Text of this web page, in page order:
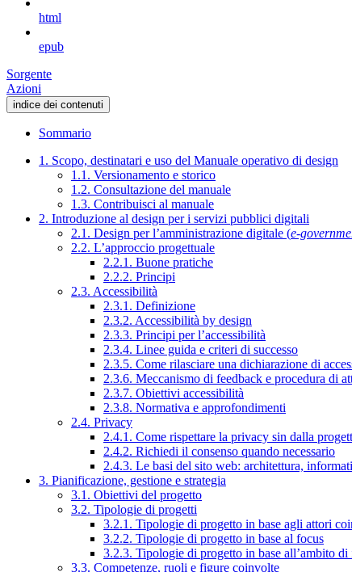
html
epub
Sorgente
Azioni
indice dei contenuti
Sommario
1. Scopo, destinatari e uso del Manuale operativo di design
1.1. Versionamento e storico
1.2. Consultazione del manuale
1.3. Contribuisci al manuale
2. Introduzione al design per i servizi pubblici digitali
2.1. Design per l’amministrazione digitale (e-
2.2. L’approccio progettuale
2.2.1. Buone pratiche
2.2.2. Principi
2.3. Accessibilità
2.3.1. Definizione
2.3.2. Accessibilità by design
2.3.3. Principi per l’accessibilità
2.3.4. Linee guida e criteri di successo
2.3.5. Come rilasciare una dichiarazione di
2.3.6. Meccanismo di feedback e procedura di
2.3.7. Obiettivi accessibilità
2.3.8. Normativa e approfondimenti
2.4. Privacy
2.4.1. Come rispettare la privacy sin dalla
2.4.2. Richiedi il consenso quando necessario
2.4.3. Le basi del sito web: architettura,
3. Pianificazione, gestione e strategia
3.1. Obiettivi del progetto
3.2. Tipologie di progetti
3.2.1. Tipologie di progetto in base agli attori
3.2.2. Tipologie di progetto in base al focus
3.2.3. Tipologie di progetto in base all’ambito di
3.3. Competenze, ruoli e figure coinvolte